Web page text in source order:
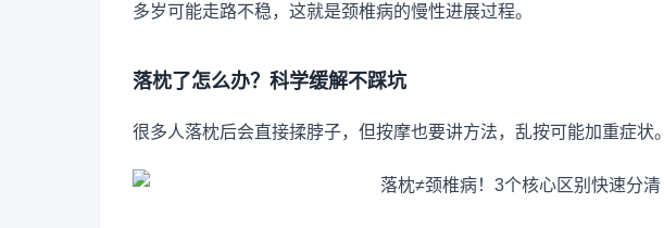
多岁可能走路不稳，这就是颈椎病的慢性进展过程。
落枕了怎么办？科学缓解不踩坑
很多人落枕后会直接揉脖子，但按摩也要讲方法，乱按可能加重症状。